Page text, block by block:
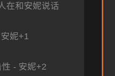
在和安妮说话
妮+1
- 安妮+2